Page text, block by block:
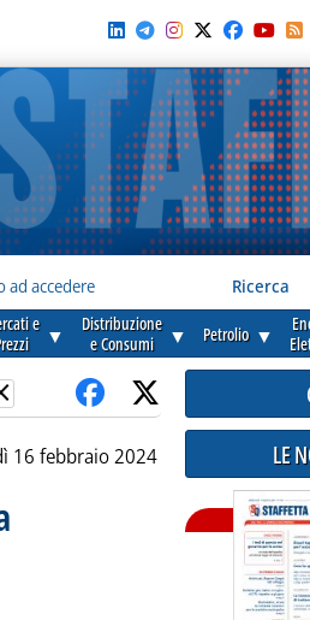
ad accedere Ricerca
e ▼
Distribuzione
e Consumi
▼ Petrolio ▼
16 febbraio 2024
LE